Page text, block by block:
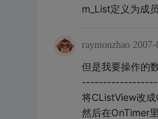
m_List定义为成
raymonzhao 2007-
但是我要操作的
将CListView改
然后在OnTimer里